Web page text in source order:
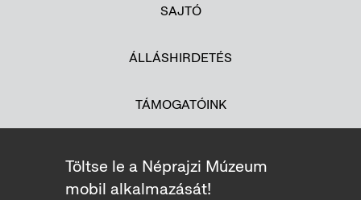
SAJTÓ
ÁLLÁSHIRDETÉS
TÁMOGATÓINK
Töltse le a Néprajzi Múzeum
mobil alkalmazását!